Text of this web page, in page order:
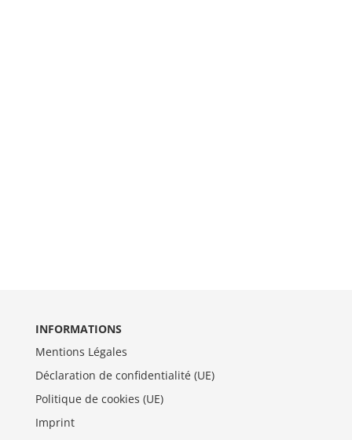
INFORMATIONS
Mentions Légales
Déclaration de confidentialité (UE)
Politique de cookies (UE)
Imprint